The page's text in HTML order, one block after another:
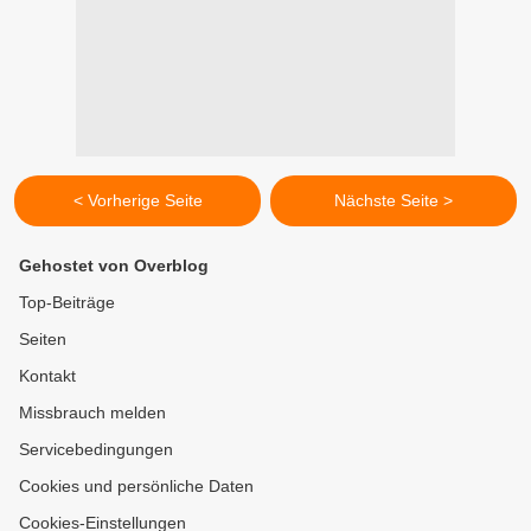
< Vorherige Seite Nächste Seite >
Gehostet von Overblog
Top-Beiträge
Seiten
Kontakt
Missbrauch melden
Servicebedingungen
Cookies und persönliche Daten
Cookies-Einstellungen